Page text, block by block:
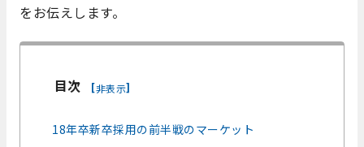
をお伝えします。
目次 [非表示]
18年卒新卒採用の前半戦のマーケット